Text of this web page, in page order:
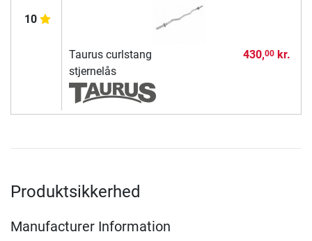
10
Taurus curlstang
stjernelås
430,00kr.
Produktsikkerhed
Manufacturer Information